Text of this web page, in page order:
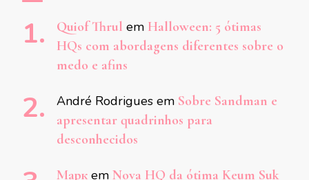
Quiof Thrul em Halloween: 5 ótimas
HQs com abordagens diferentes sobre o
medo e afins
André Rodrigues em Sobre Sandman e
apresentar quadrinhos para
desconhecidos
Марк em Nova HQ da ótima Keum Suk